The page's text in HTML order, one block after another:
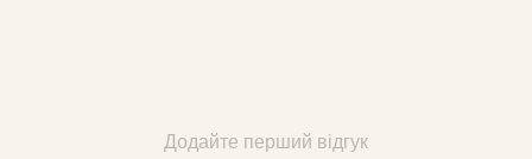
Додайте перший відгук